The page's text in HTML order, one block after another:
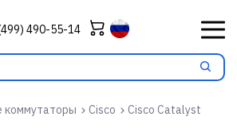
490-55-14
коммутаторы Cisco
Cisco Catalyst